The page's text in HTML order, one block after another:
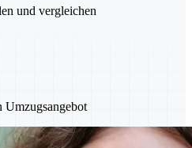
und vergleichen
Umzugsangebot